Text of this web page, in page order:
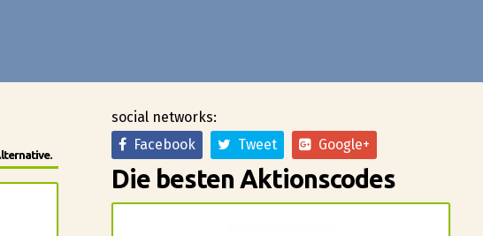
social networks:
Facebook
Tweet Google+
Die besten Aktionscodes